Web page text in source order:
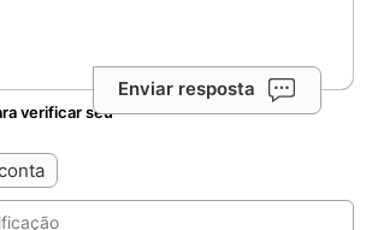
Enviar resposta
verificar seu